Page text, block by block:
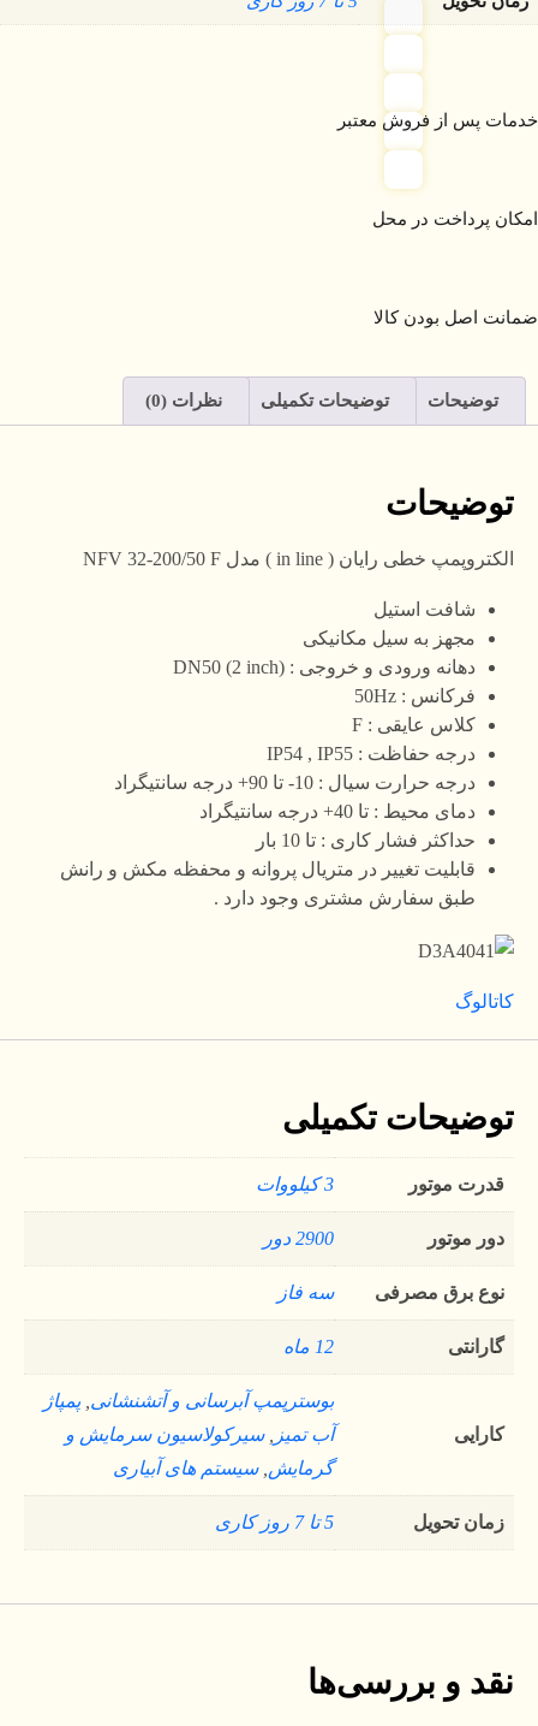
خدمات پس از فروش معتبر
امکان پرداخت در محل
ضمانت اصل بودن کالا
توضیحات توضیحات تکمیلی نظرات (0)
توضیحات
الکتروپمپ خطی رایان ( in line ) مدل NFV 32-200/50 F
شافت استیل
مجهز به سیل مکانیکی
دهانه ورودی و خروجی : DN50 (2 inch)
فرکانس : 50Hz
کلاس عایقی : F
درجه حفاظت : IP54 , IP55
درجه حرارت سیال : 10- تا 90+ درجه سانتیگراد
دمای محیط : تا 40+ درجه سانتیگراد
حداکثر فشار کاری : تا 10 بار
قابلیت تغییر در متریال پروانه و محفظه مکش و رانش
طبق سفارش مشتری وجود دارد .
کاتالوگ
توضیحات تکمیلی
قدرت موتور 3 کیلووات
دور موتور 2900 دور
نوع برق مصرفی سه فاز
گارانتی 12 ماه
کارایی
بوسترپمپ آبرسانی و آتشنشانی ,پمپاژ
آب تمیز
,سیرکولاسیون سرمایش و
گرمایش ,سیستم های آبیاری
زمان تحویل 5 تا 7 روز کاری
نقد و بررسی‌ها